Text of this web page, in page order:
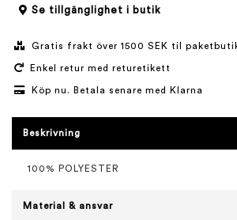
Se tillgänglighet i butik
Gratis frakt över 1500 SEK til
Enkel retur med returetikett
Köp nu. Betala senare med Klarna
Beskrivning
100% POLYESTER
Material & ansvar